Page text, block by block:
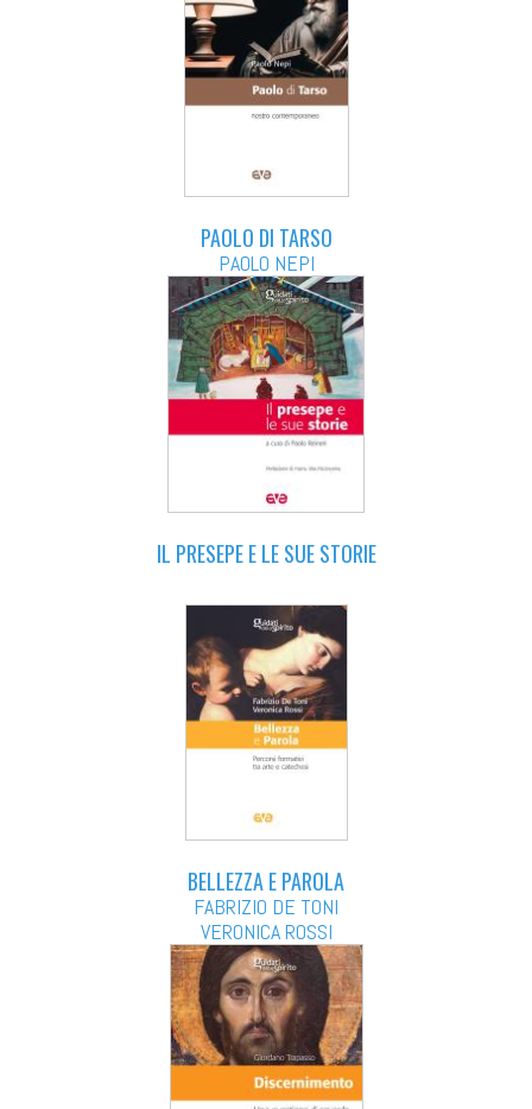
PAOLO DI TARSO
PAOLO NEPI
IL PRESEPE E LE SUE STORIE
BELLEZZA E PAROLA
FABRIZIO DE TONI
VERONICA ROSSI